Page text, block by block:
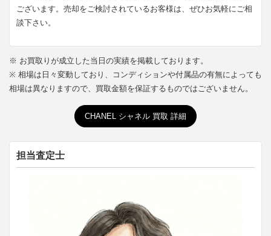
ございます。売却をご検討されているお客様は、ぜひお気軽にご相
談下さい。
※ お買取りが成立した当日の実績を掲載しております。
※ 相場は日々変動しており、コンディションや付属品の有無によっても
相場は異なりますので、買取金額を保証するものではございません。
CHANEL シャネル 買取 詳細
担当査定士